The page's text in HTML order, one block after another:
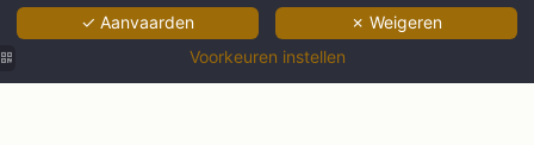
VOLWASSENEN
✓ Aanvaarden
✗ Weigeren
Voorkeuren instellen